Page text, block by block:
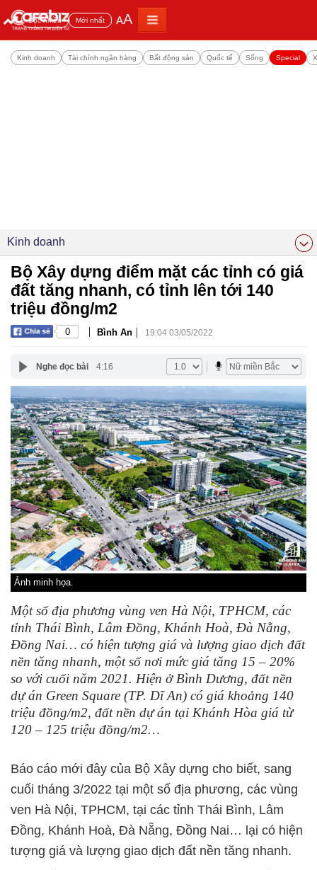
Đọc nhiều Mới nhất AA
Kinh doanh Tài chính ngân hàng Bất động sản Quốc tế Sống Special
Kinh doanh
Bộ Xây dựng điểm mặt các tỉnh có giá
đất tăng nhanh, có tỉnh lên tới 140
triệu đồng/m2
0 | Bình An | 19:04 03/05/2022
Nghe đọc bài 4:16
Ảnh minh họa.
Một số địa phương vùng ven Hà Nội, TPHCM, các
tỉnh Thái Bình, Lâm Đồng, Khánh Hoà, Đà Nẵng,
Đồng Nai… có hiện tượng giá và lượng giao dịch đất
nền tăng nhanh, một số nơi mức giá tăng 15 – 20%
so với cuối năm 2021. Hiện ở Bình Dương, đất nền
dự án Green Square (TP. Dĩ An) có giá khoảng 140
triệu đồng/m2, đất nền dự án tại Khánh Hòa giá từ
120 – 125 triệu đồng/m2…
Báo cáo mới đây của Bộ Xây dựng cho biết, sang
cuối tháng 3/2022 tại một số địa phương, các vùng
ven Hà Nội, TPHCM, tại các tỉnh Thái Bình, Lâm
Đồng, Khánh Hoà, Đà Nẵng, Đồng Nai… lại có hiện
tượng giá và lượng giao dịch đất nền tăng nhanh.